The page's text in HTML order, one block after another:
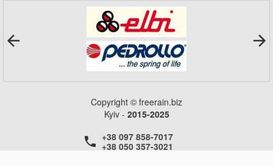
Copyright © freerain.biz
Kyiv - 2015-2025
+38 097 858-7017
+38 050 357-3021